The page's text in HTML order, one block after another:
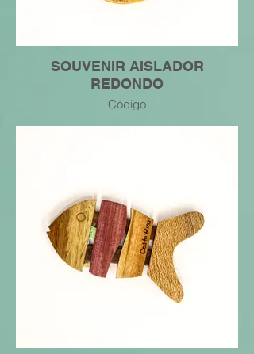
SOUVENIR AISLADOR
REDONDO
Código